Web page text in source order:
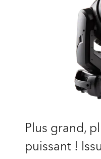
Plus grand,
puissant !